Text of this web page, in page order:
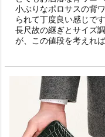
小ぶりなポロサスの背
られて丁度良い感じです
長尺故の継ぎとサイズ
が、この値段を考えれ